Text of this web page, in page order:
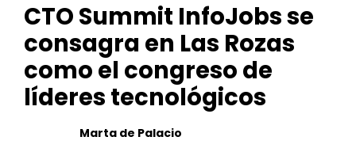
CTO Summit InfoJobs se
consagra en Las Rozas
como el congreso de
líderes tecnológicos
Marta de Palacio